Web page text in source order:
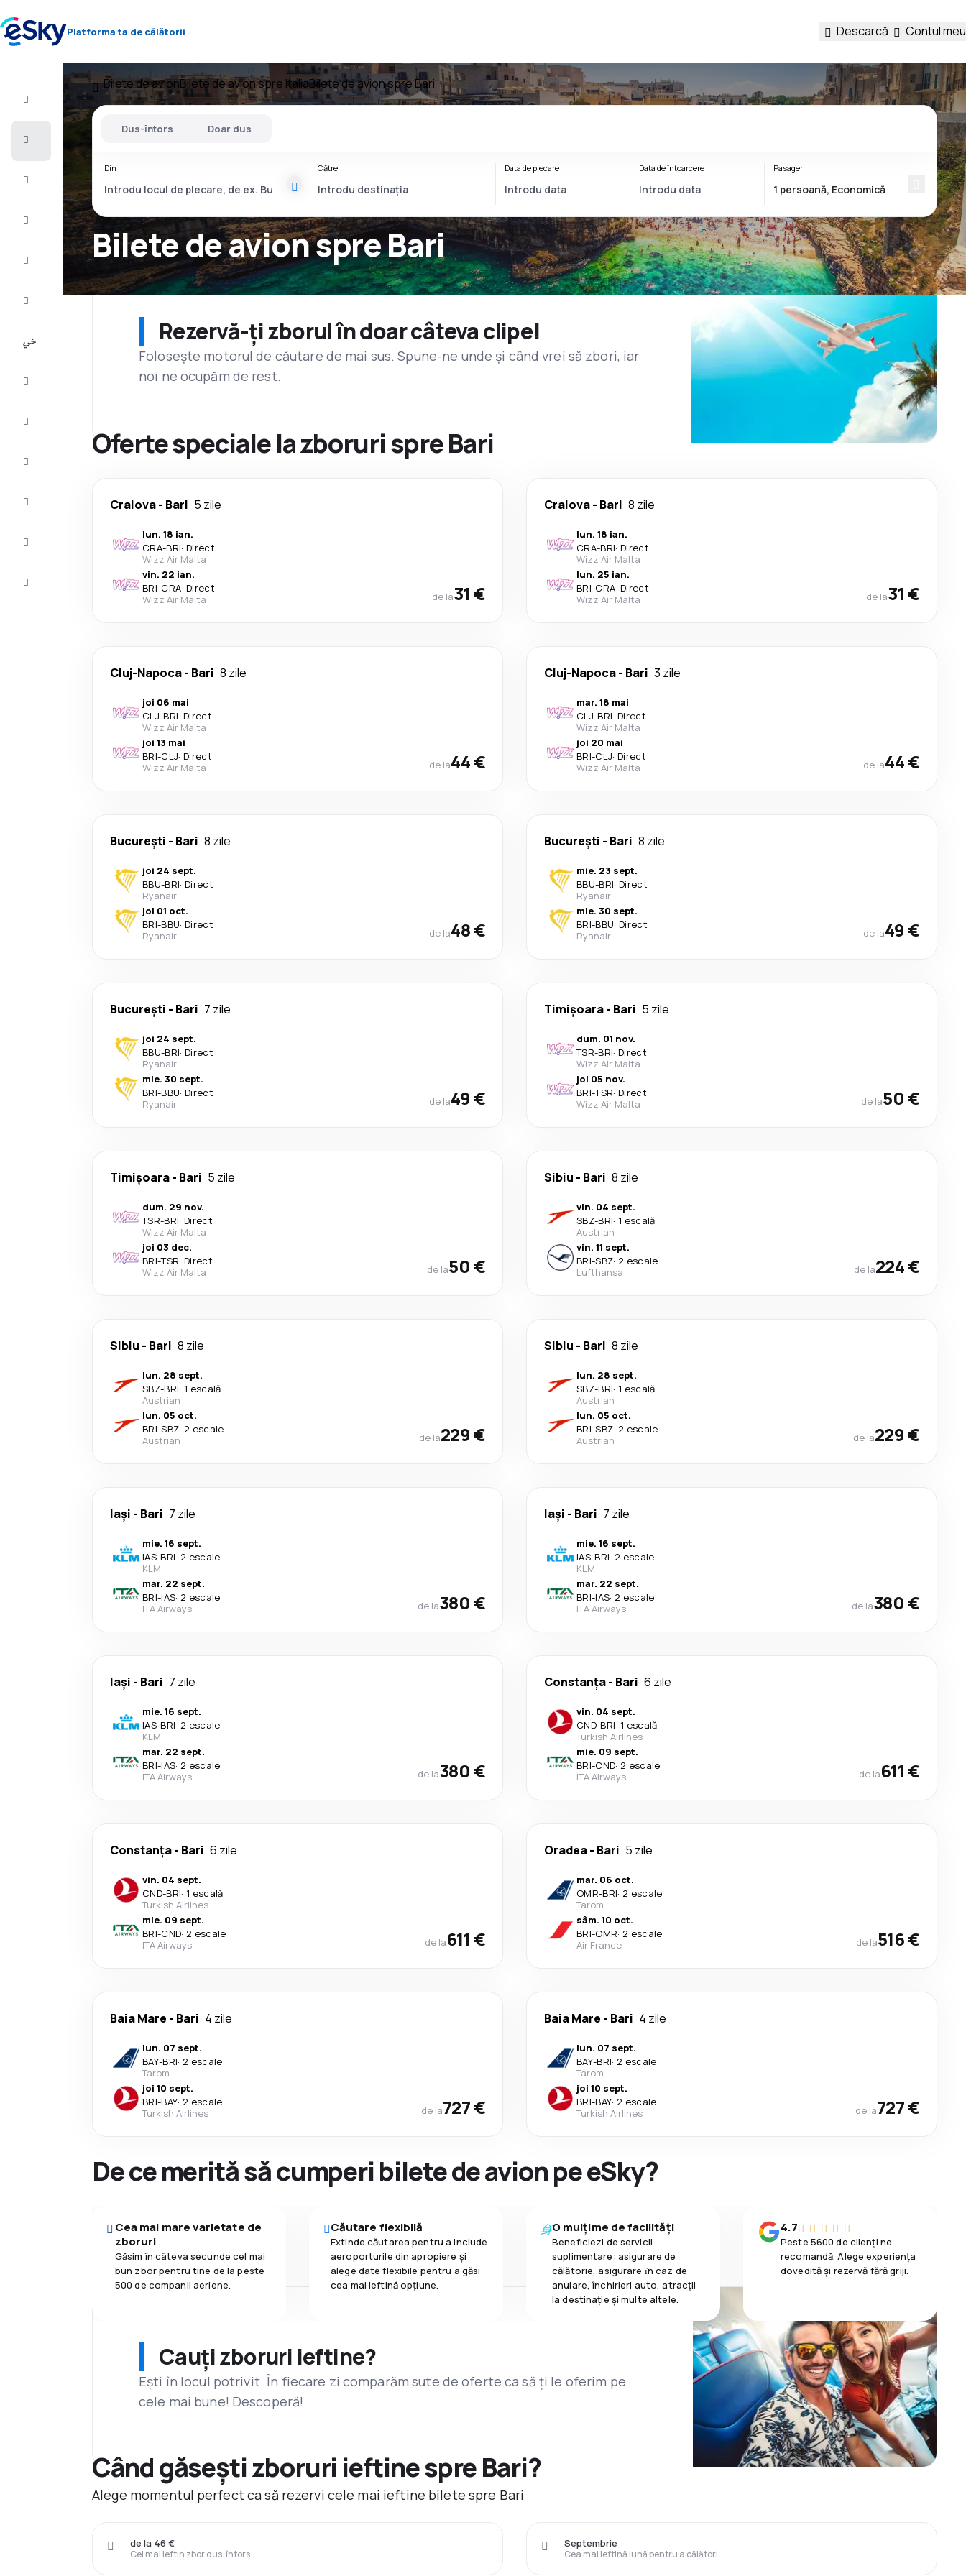
Platforma ta de călătorii Descarcă Contul meu
Bilete de avionBilete de avion spre ItaliaBilete de avion spre Bari
Bilete de avion spre Bari
Dus-întors Doar dus
Din Către Data de plecare Data de întoarcere Pasageri
Rezervă-ți zborul în doar câteva clipe!
Folosește motorul de căutare de mai sus. Spune-ne unde și când vrei să zbori, iar
noi ne ocupăm de rest.
Oferte speciale la zboruri spre Bari
Craiova- Bari 5 zile
lun. 18 ian.
CRA-BRI· Direct
Wizz Air Malta
vin. 22 ian.
BRI-CRA· Direct
Wizz Air Malta
de la31 €
Craiova- Bari 8 zile
lun. 18 ian.
CRA-BRI· Direct
Wizz Air Malta
lun. 25 ian.
BRI-CRA· Direct
Wizz Air Malta
de la31 €
Cluj-Napoca- Bari 8 zile
joi 06 mai
CLJ-BRI· Direct
Wizz Air Malta
joi 13 mai
BRI-CLJ· Direct
Wizz Air Malta
de la44 €
Cluj-Napoca- Bari 3 zile
mar. 18 mai
CLJ-BRI· Direct
Wizz Air Malta
joi 20 mai
BRI-CLJ· Direct
Wizz Air Malta
de la44 €
București - Bari 8 zile
joi 24 sept.
BBU-BRI· Direct
Ryanair
joi 01 oct.
BRI-BBU· Direct
Ryanair
de la48 €
București - Bari 8 zile
mie. 23 sept.
BBU-BRI· Direct
Ryanair
mie. 30 sept.
BRI-BBU· Direct
Ryanair
de la49 €
București - Bari 7 zile
joi 24 sept.
BBU-BRI· Direct
Ryanair
mie. 30 sept.
BRI-BBU· Direct
Ryanair
de la49 €
Timișoara- Bari 5 zile
dum. 01 nov.
TSR-BRI· Direct
Wizz Air Malta
joi 05 nov.
BRI-TSR· Direct
Wizz Air Malta
de la50 €
Timișoara- Bari 5 zile
dum. 29 nov.
TSR-BRI· Direct
Wizz Air Malta
joi 03 dec.
BRI-TSR· Direct
Wizz Air Malta
de la50 €
Sibiu - Bari 8 zile
vin. 04 sept.
SBZ-BRI· 1 escală
Austrian
vin. 11 sept.
BRI-SBZ· 2 escale
Lufthansa
de la224 €
Sibiu - Bari 8 zile
lun. 28 sept.
SBZ-BRI· 1 escală
Austrian
lun. 05 oct.
BRI-SBZ· 2 escale
Austrian
de la229 €
Sibiu - Bari 8 zile
lun. 28 sept.
SBZ-BRI· 1 escală
Austrian
lun. 05 oct.
BRI-SBZ· 2 escale
Austrian
de la229 €
Iași - Bari 7 zile
mie. 16 sept.
IAS-BRI· 2 escale
KLM
mar. 22 sept.
BRI-IAS· 2 escale
ITA Airways
de la380 €
Iași - Bari 7 zile
mie. 16 sept.
IAS-BRI· 2 escale
KLM
mar. 22 sept.
BRI-IAS· 2 escale
ITA Airways
de la380 €
Iași - Bari 7 zile
mie. 16 sept.
IAS-BRI· 2 escale
KLM
mar. 22 sept.
BRI-IAS· 2 escale
ITA Airways
de la380 €
Constanța- Bari 6 zile
vin. 04 sept.
CND-BRI· 1 escală
Turkish Airlines
mie. 09 sept.
BRI-CND· 2 escale
ITA Airways
de la611 €
Constanța- Bari 6 zile
vin. 04 sept.
CND-BRI· 1 escală
Turkish Airlines
mie. 09 sept.
BRI-CND· 2 escale
ITA Airways
de la611 €
Oradea- Bari 5 zile
mar. 06 oct.
OMR-BRI· 2 escale
Tarom
sâm. 10 oct.
BRI-OMR· 2 escale
Air France
de la516 €
Baia Mare - Bari 4 zile
lun. 07 sept.
BAY-BRI· 2 escale
Tarom
joi 10 sept.
BRI-BAY· 2 escale
Turkish Airlines
de la727 €
Baia Mare - Bari 4 zile
lun. 07 sept.
BAY-BRI· 2 escale
Tarom
joi 10 sept.
BRI-BAY· 2 escale
Turkish Airlines
de la727 €
De ce merită să cumperi bilete de avion pe eSky?
Cea mai mare varietate de
zboruri
Găsim în câteva secunde cel mai
bun zbor pentru tine de la peste
500 de companii aeriene.
Căutare flexibilă
Extinde căutarea pentru a include
aeroporturile din apropiere și
alege date flexibile pentru a găsi
cea mai ieftină opțiune.
O mulțime de facilități
Beneficiezi de servicii
suplimentare: asigurare de
călătorie, asigurare ȋn caz de
anulare, închirieri auto, atracții
la destinaţie și multe altele.
4.7
Peste 5600 de clienți ne
recomandă. Alege experiența
dovedită și rezervă fără griji.
Cauți zboruri ieftine?
Ești în locul potrivit. În fiecare zi comparăm sute de oferte ca să ți le oferim pe
cele mai bune! Descoperă!
Când găsești zboruri ieftine spre Bari?
Alege momentul perfect ca să rezervi cele mai ieftine bilete spre Bari
Cel mai ieftin zbor dus-întors
de la 46 €
Cea mai ieftină lună pentru a călători
Septembrie